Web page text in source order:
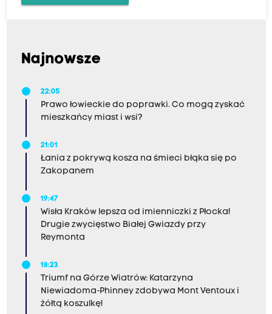
Najnowsze
22:05
Prawo łowieckie do poprawki. Co mogą zyskać
mieszkańcy miast i wsi?
21:01
Łania z pokrywą kosza na śmieci błąka się po
Zakopanem
19:47
Wisła Kraków lepsza od imienniczki z Płocka!
Drugie zwycięstwo Białej Gwiazdy przy
Reymonta
18:23
Triumf na Górze Wiatrów: Katarzyna
Niewiadoma-Phinney zdobywa Mont Ventoux i
żółtą koszulkę!